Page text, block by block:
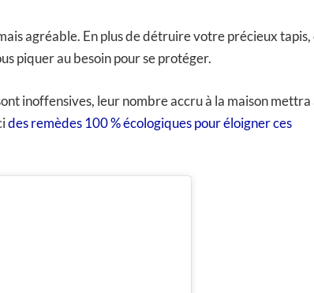
agréable. En plus de détruire votre précieux tapis,
piquer au besoin pour se protéger.
inoffensives, leur nombre accru à la maison mettra
des remèdes 100 % écologiques pour éloigner ces